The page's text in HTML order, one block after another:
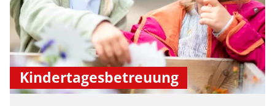
Kindertagesbetreuung